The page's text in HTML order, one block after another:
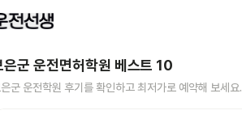
은군 운전면허학원 베스트 10
군 운전학원 후기를 확인하고 최저가로 예약해 보세요.